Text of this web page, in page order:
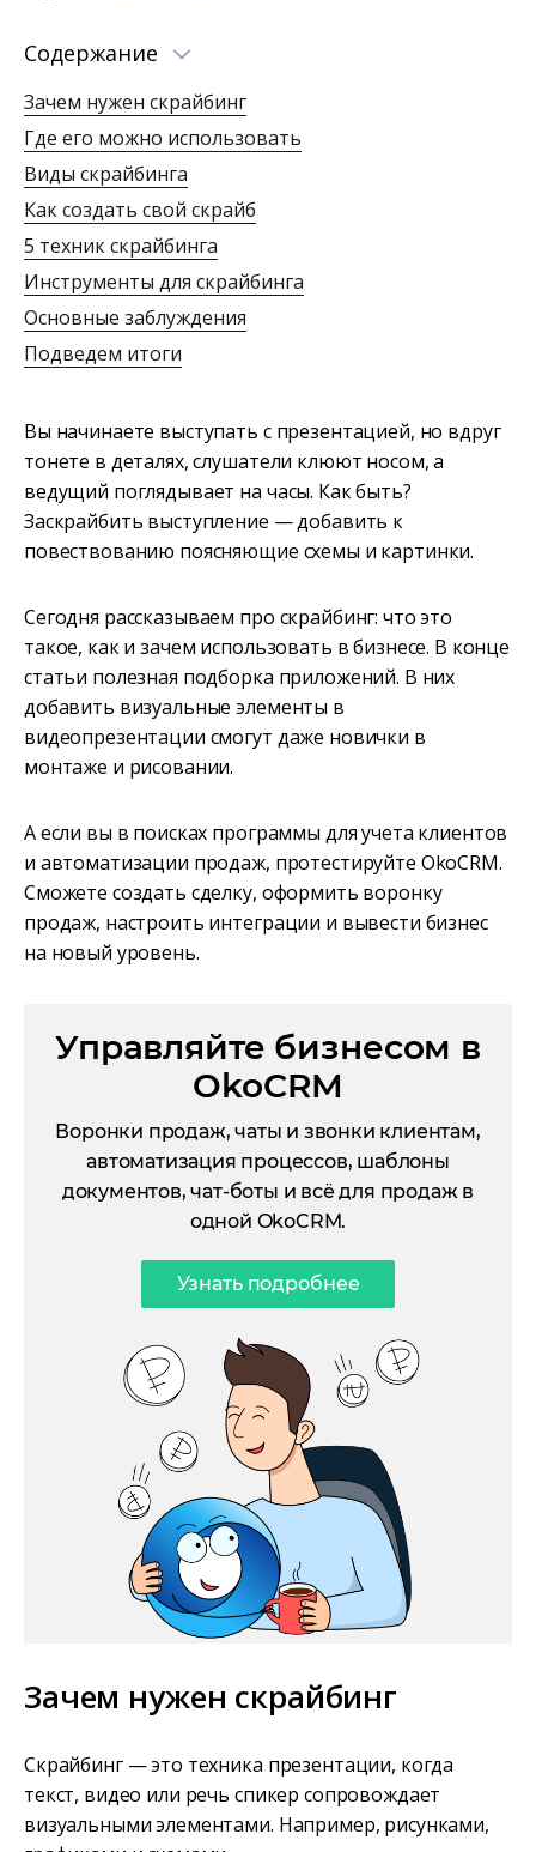
Содержание
Зачем нужен скрайбинг
Где его можно использовать
Виды скрайбинга
Как создать свой скрайб
5 техник скрайбинга
Инструменты для скрайбинга
Основные заблуждения
Подведем итоги
Вы начинаете выступать с презентацией, но вдруг
тонете в деталях, слушатели клюют носом, а
ведущий поглядывает на часы. Как быть?
Заскрайбить выступление — добавить к
повествованию поясняющие схемы и картинки.
Сегодня рассказываем про скрайбинг: что это
такое, как и зачем использовать в бизнесе. В конце
статьи полезная подборка приложений. В них
добавить визуальные элементы в
видеопрезентации смогут даже новички в
монтаже и рисовании.
А если вы в поисках программы для учета клиентов
и автоматизации продаж, протестируйте OkoCRM.
Сможете создать сделку, оформить воронку
продаж, настроить интеграции и вывести бизнес
на новый уровень.
Управляйте бизнесом в
OkoCRM
Воронки продаж, чаты и звонки клиентам,
автоматизация процессов, шаблоны
документов, чат-боты и всё для продаж в
одной OkoCRM.
Узнать подробнее
Зачем нужен скрайбинг
Скрайбинг — это техника презентации, когда
текст, видео или речь спикер сопровождает
визуальными элементами. Например, рисунками,